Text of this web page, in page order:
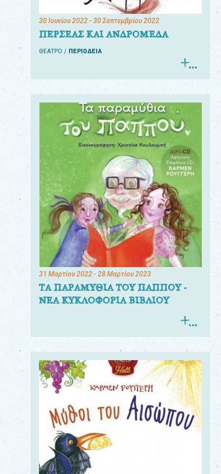
30 Ιουνίου 2022- 30 Σεπτεμβρίου 2022
ΠΕΡΣΕΑΣ ΚΑΙ ΑΝΔΡΟΜΕΔΑ
ΘΕΑΤΡΟ ΠΕΡΙΟΔΕΙΑ
31 Μαρτίου 2022- 28 Μαρτίου 2023
ΤΑ ΠΑΡΑΜΥΘΙΑ ΤΟΥ ΠΑΠΠΟΥ -
ΝΕΑ ΚΥΚΛΟΦΟΡΙΑ ΒΙΒΛΙΟΥ